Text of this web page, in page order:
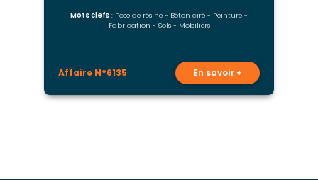
Mots clefs : Pose de résine - Béton ciré - Peinture -
Fabrication - Sols - Mobiliers
Affaire N°6135 En savoir +